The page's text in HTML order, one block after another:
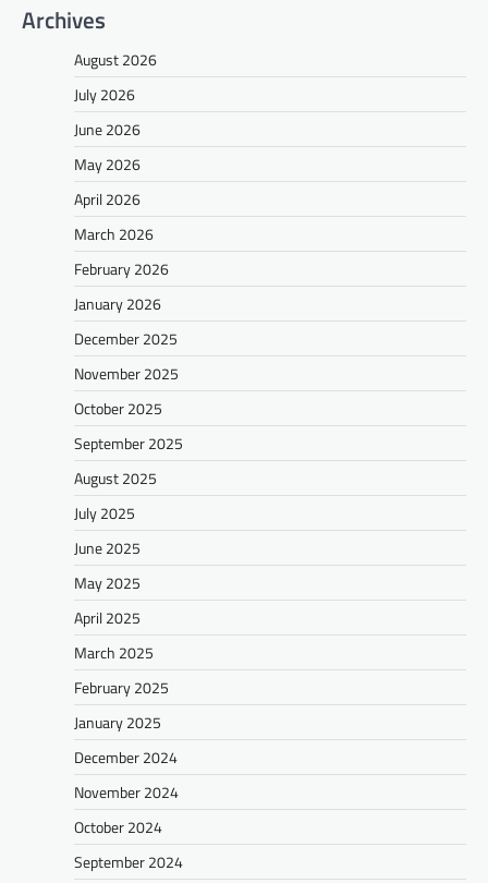
Archives
August 2026
July 2026
June 2026
May 2026
April 2026
March 2026
February 2026
January 2026
December 2025
November 2025
October 2025
September 2025
August 2025
July 2025
June 2025
May 2025
April 2025
March 2025
February 2025
January 2025
December 2024
November 2024
October 2024
September 2024